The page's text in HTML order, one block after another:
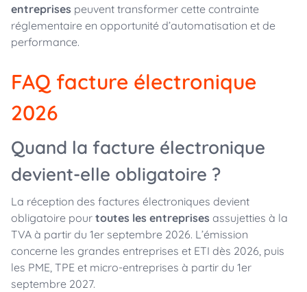
entreprises peuvent transformer cette contrainte
réglementaire en opportunité d’automatisation et de
performance.
FAQ facture électronique
2026
Quand la facture électronique
devient-elle obligatoire ?
La réception des factures électroniques devient
obligatoire pour toutes les entreprises assujetties à la
TVA à partir du 1er septembre 2026. L’émission
concerne les grandes entreprises et ETI dès 2026, puis
les PME, TPE et micro-entreprises à partir du 1er
septembre 2027.